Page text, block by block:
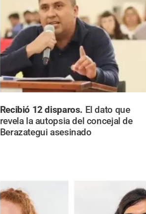
Recibió 12 disparos. El dato que
revela la autopsia del concejal de
Berazategui asesinado